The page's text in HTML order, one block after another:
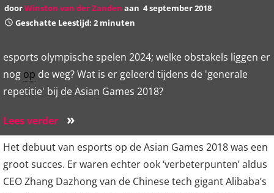
doorWinston van der Zanden aan 4 september 2018
Geschatte Leestijd: 2 minuten
esports olympische spelen 2024; welke obstakels liggen er
nog op de weg? Wat is er geleerd tijdens de 'generale
repetitie' bij de Asian Games 2018?
Lees verder »
Het debuut van esports op de Asian Games 2018 was een
groot succes. Er waren echter ook ‘verbeterpunten’ aldus
CEO Zhang Dazhong van de Chinese tech gigant Alibaba’s